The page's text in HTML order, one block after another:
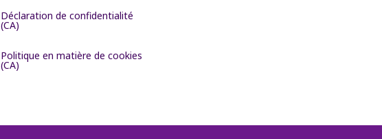
Déclaration de confidentialité
(CA)
Politique en matière de cookies
(CA)